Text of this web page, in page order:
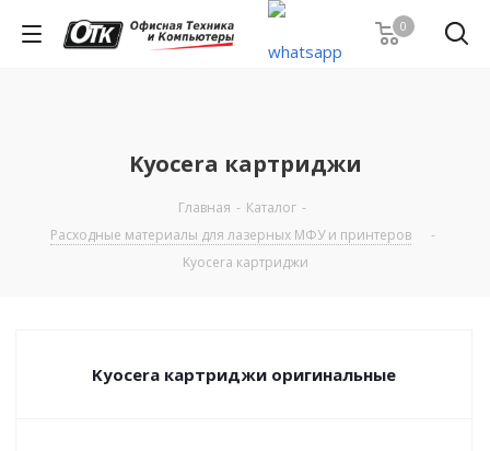
0
Kyocera картриджи
Главная - Каталог -
Расходные материалы для лазерных МФУ и принтеров
-
Kyocera картриджи
Kyocera картриджи оригинальные